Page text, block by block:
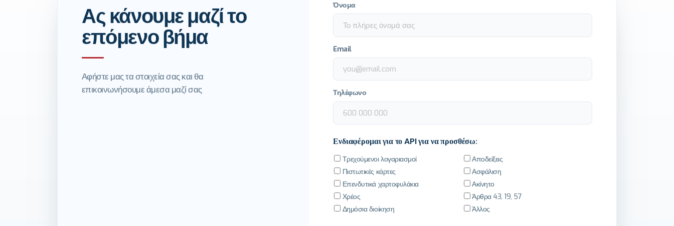
Ας κάνουμε μαζί το
επόμενο βήμα
Αφήστε μας τα στοιχεία σας και θα
επικοινωνήσουμε άμεσα μαζί σας
Όνομα
Email
Τηλέφωνο
Ενδιαφέρομαι για το API για να προσθέσω:
Τρεχούμενοι λογαριασμοί
Πιστωτικές κάρτες
Επενδυτικά χαρτοφυλάκια
Χρέος
Δημόσια διοίκηση
Αποδείξεις
Ασφάλιση
Ακίνητο
Άρθρα 43, 19, 57
Άλλος